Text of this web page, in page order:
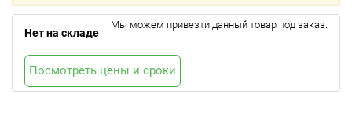
Нет на складе
Мы можем привезти данный товар под заказ.
Посмотреть цены и сроки